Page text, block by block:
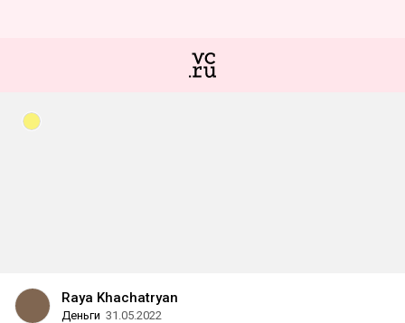
Raya Khachatryan
Деньги 31.05.2022